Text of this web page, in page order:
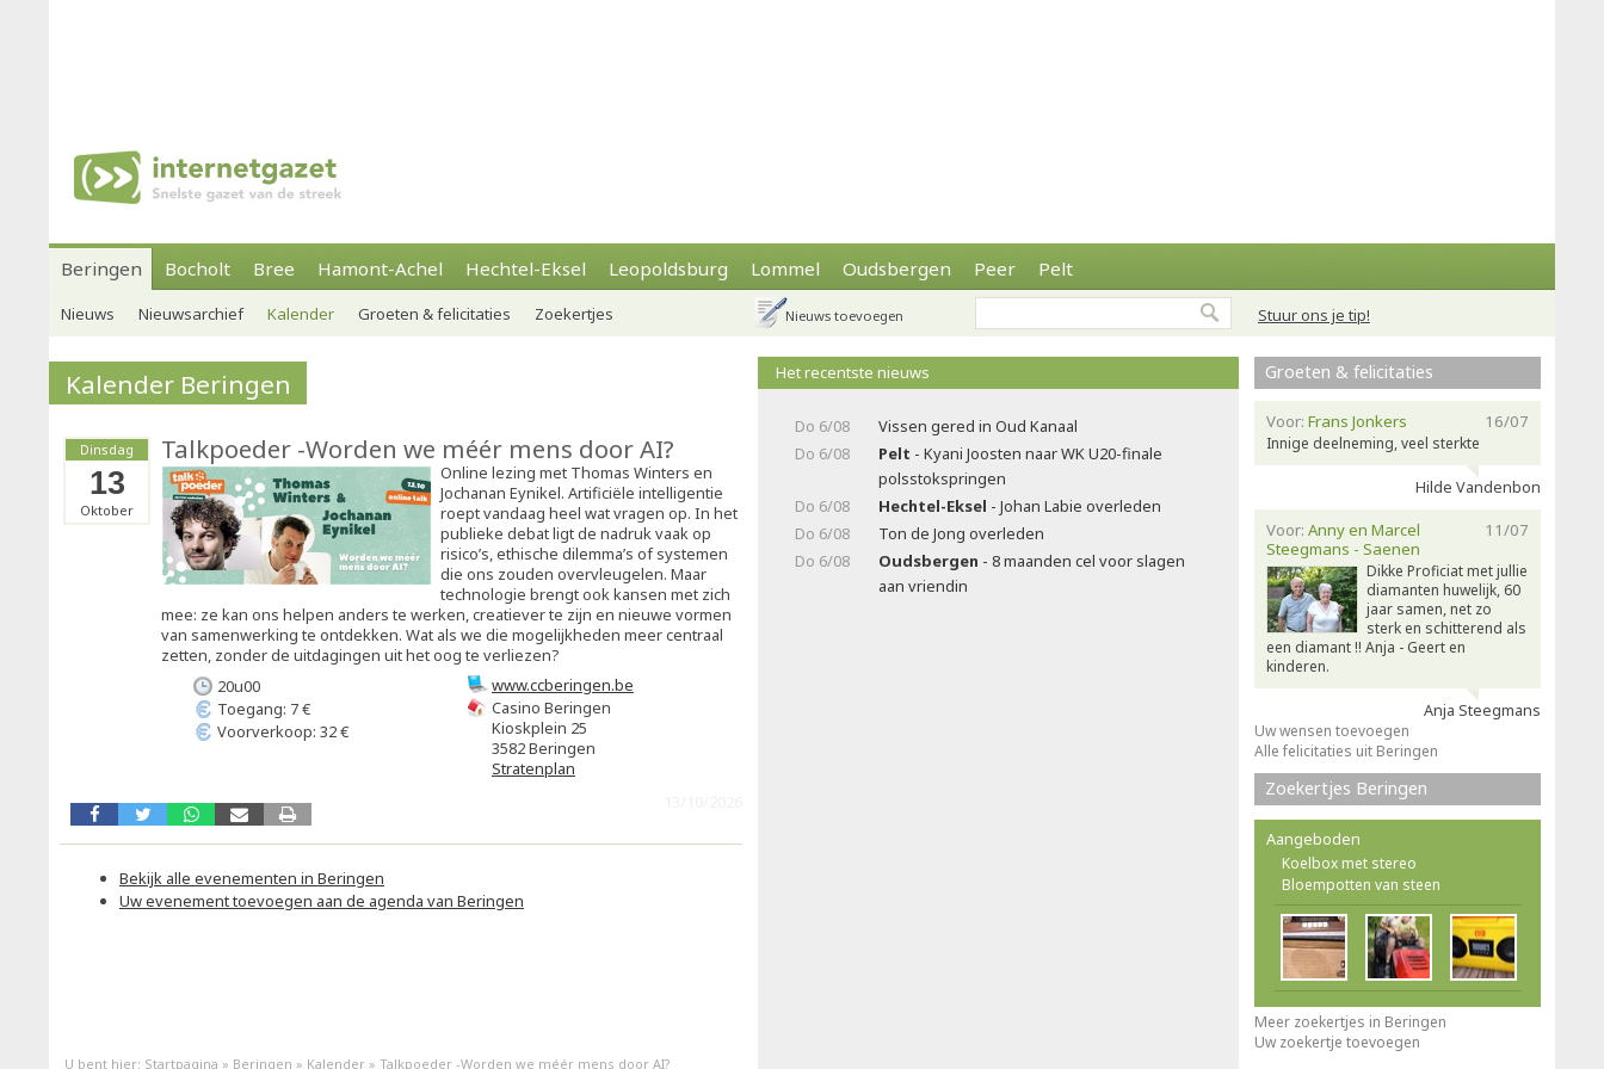
Beringen Bocholt Bree Hamont-Achel Hechtel-Eksel Leopoldsburg Lommel Oudsbergen Peer Pelt
Stuur ons je tip!
Nieuws Nieuwsarchief Kalender Groeten & felicitaties Zoekertjes Nieuws toevoegen
Kalender Beringen
Dinsdag
13
Oktober
Talkpoeder -Worden we méér mens door AI?
Online lezing met Thomas Winters en
Jochanan Eynikel. Artificiële intelligentie
roept vandaag heel wat vragen op. In het
publieke debat ligt de nadruk vaak op
risico’s, ethische dilemma’s of systemen
die ons zouden overvleugelen. Maar
technologie brengt ook kansen met zich
mee: ze kan ons helpen anders te werken, creatiever te zijn en nieuwe vormen
van samenwerking te ontdekken. Wat als we die mogelijkheden meer centraal
zetten, zonder de uitdagingen uit het oog te verliezen?
www.ccberingen.be
Casino Beringen
Kioskplein 25
3582 Beringen
Stratenplan
20u00
Toegang: 7 €
Voorverkoop: 32 €
Bekijk alle evenementen in Beringen
Uw evenement toevoegen aan de agenda van Beringen
Het recentste nieuws
Do 6/08
Vissen gered in Oud Kanaal
Do 6/08
Pelt - Kyani Joosten naar WK U20-finale
polsstokspringen
Do 6/08
Hechtel-Eksel - Johan Labie overleden
Do 6/08
Ton de Jong overleden
Do 6/08
Oudsbergen - 8 maanden cel voor slagen
aan vriendin
Groeten & felicitaties
16/07
Voor: Frans Jonkers
Innige deelneming, veel sterkte
Hilde Vandenbon
11/07
Voor: Anny en Marcel
Steegmans - Saenen
Dikke Proficiat met jullie
diamanten huwelijk, 60
jaar samen, net zo
sterk en schitterend als
een diamant !! Anja - Geert en
kinderen.
Anja Steegmans
Uw wensen toevoegen
Alle felicitaties uit Beringen
Zoekertjes Beringen
Aangeboden
Koelbox met stereo
Bloempotten van steen
Meer zoekertjes in Beringen
Uw zoekertje toevoegen
U bent hier: Startpagina » Beringen » Kalender » Talkpoeder -Worden we méér mens door AI?